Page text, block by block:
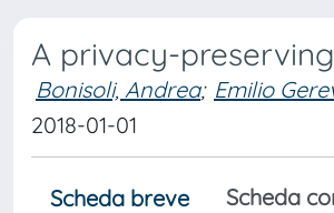
A privacy-
Bonisoli, Andrea; Emilio
2018-01-01
Scheda breve Scheda